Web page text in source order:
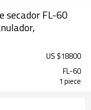
secador FL-60
US $18800
FL-60
1 piece